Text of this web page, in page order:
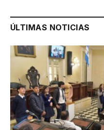
ÚLTIMAS NOTICIAS